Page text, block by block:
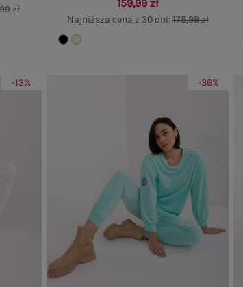
zł 159,99 zł
Najniższa cena z 30 dni:175,99 zł
-13% -36%